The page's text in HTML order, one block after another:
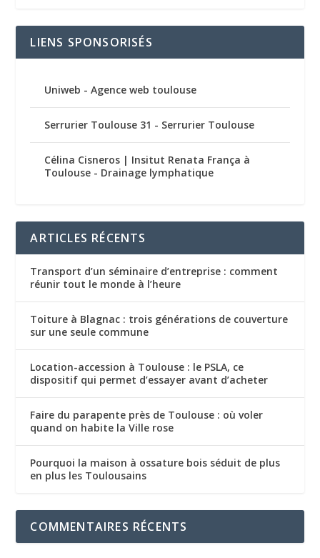
LIENS SPONSORISÉS
Uniweb - Agence web toulouse
Serrurier Toulouse 31 - Serrurier Toulouse
Célina Cisneros | Insitut Renata França à
Toulouse - Drainage lymphatique
ARTICLES RÉCENTS
Transport d’un séminaire d’entreprise : comment
réunir tout le monde à l’heure
Toiture à Blagnac : trois générations de couverture
sur une seule commune
Location-accession à Toulouse : le PSLA, ce
dispositif qui permet d’essayer avant d’acheter
Faire du parapente près de Toulouse : où voler
quand on habite la Ville rose
Pourquoi la maison à ossature bois séduit de plus
en plus les Toulousains
COMMENTAIRES RÉCENTS